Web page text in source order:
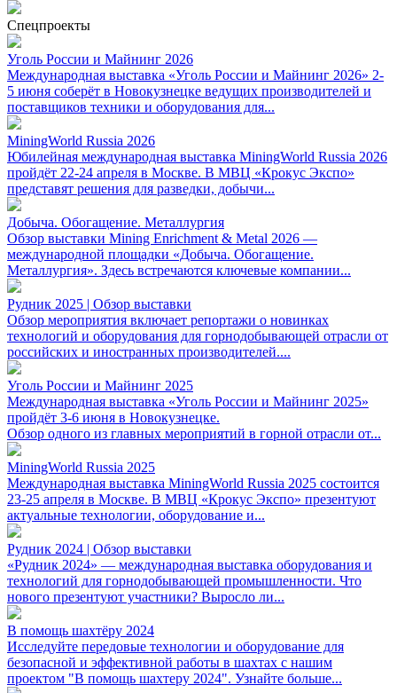
Спецпроекты
Уголь России и Майнинг 2026
Международная выставка «Уголь России и Майнинг 2026» 2-
5 июня соберёт в Новокузнецке ведущих производителей и
поставщиков техники и оборудования для...
MiningWorld Russia 2026
Юбилейная международная выставка MiningWorld Russia 2026
пройдёт 22-24 апреля в Москве. В МВЦ «Крокус Экспо»
представят решения для разведки, добычи...
Добыча. Обогащение. Металлургия
Обзор выставки Mining Enrichment & Metal 2026 —
международной площадки «Добыча. Обогащение.
Металлургия». Здесь встречаются ключевые компании...
Рудник 2025 | Обзор выставки
Обзор мероприятия включает репортажи о новинках
технологий и оборудования для горнодобывающей отрасли от
российских и иностранных производителей....
Уголь России и Майнинг 2025
Международная выставка «Уголь России и Майнинг 2025»
пройдёт 3-6 июня в Новокузнецке.
Обзор одного из главных мероприятий в горной отрасли от...
MiningWorld Russia 2025
Международная выставка MiningWorld Russia 2025 состоится
23-25 апреля в Москве. В МВЦ «Крокус Экспо» презентуют
актуальные технологии, оборудование и...
Рудник 2024 | Обзор выставки
«Рудник 2024» — международная выставка оборудования и
технологий для горнодобывающей промышленности. Что
нового презентуют участники? Выросло ли...
В помощь шахтёру 2024
Исследуйте передовые технологии и оборудование для
безопасной и эффективной работы в шахтах с нашим
проектом "В помощь шахтеру 2024". Узнайте больше...